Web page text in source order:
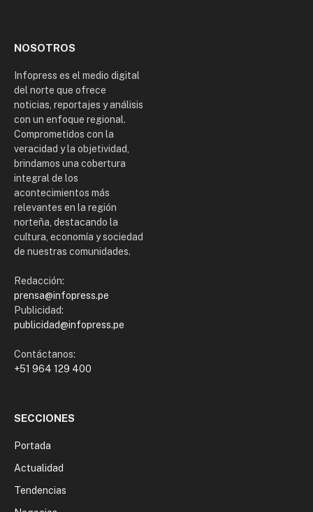
NOSOTROS
Infopress es el medio digital
del norte que ofrece
noticias, reportajes y análisis
con un enfoque regional.
Comprometidos con la
veracidad y la objetividad,
brindamos una cobertura
integral de los
acontecimientos más
relevantes en la región
norteña, destacando la
cultura, economía y sociedad
de nuestras comunidades.
Redacción:
prensa@infopress.pe
Publicidad:
publicidad@infopress.pe
Contáctanos:
+51 964 129 400
SECCIONES
Portada
Actualidad
Tendencias